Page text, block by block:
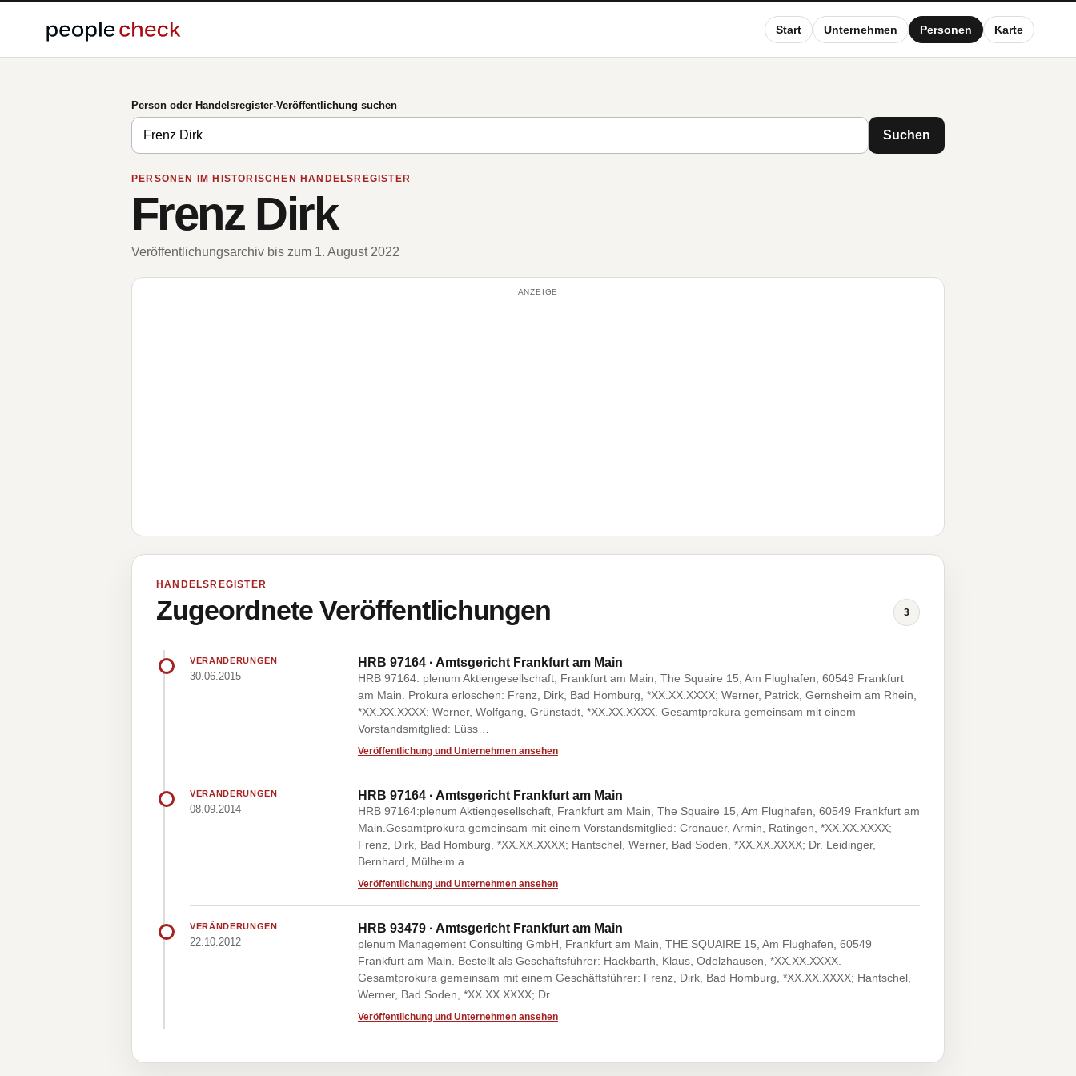
Start Unternehmen Personen Karte
Person oder Handelsregister-Veröffentlichung suchen
Suchen
PERSONEN IM HISTORISCHEN HANDELSREGISTER
Frenz Dirk
Veröffentlichungsarchiv bis zum 1. August 2022
ANZEIGE
HANDELSREGISTER
Zugeordnete Veröffentlichungen 3
VERÄNDERUNGEN
30.06.2015
HRB 97164 · Amtsgericht Frankfurt am Main
HRB 97164: plenum Aktiengesellschaft, Frankfurt am Main, The Squaire 15, Am Flughafen, 60549 Frankfurt
am Main. Prokura erloschen: Frenz, Dirk, Bad Homburg, *XX.XX.XXXX; Werner, Patrick, Gernsheim am Rhein,
*XX.XX.XXXX; Werner, Wolfgang, Grünstadt, *XX.XX.XXXX. Gesamtprokura gemeinsam mit einem
Vorstandsmitglied: Lüss…
Veröffentlichung und Unternehmen ansehen
VERÄNDERUNGEN
08.09.2014
HRB 97164 · Amtsgericht Frankfurt am Main
HRB 97164:plenum Aktiengesellschaft, Frankfurt am Main, The Squaire 15, Am Flughafen, 60549 Frankfurt am
Main.Gesamtprokura gemeinsam mit einem Vorstandsmitglied: Cronauer, Armin, Ratingen, *XX.XX.XXXX;
Frenz, Dirk, Bad Homburg, *XX.XX.XXXX; Hantschel, Werner, Bad Soden, *XX.XX.XXXX; Dr. Leidinger,
Bernhard, Mülheim a…
Veröffentlichung und Unternehmen ansehen
VERÄNDERUNGEN
22.10.2012
HRB 93479 · Amtsgericht Frankfurt am Main
plenum Management Consulting GmbH, Frankfurt am Main, THE SQUAIRE 15, Am Flughafen, 60549
Frankfurt am Main. Bestellt als Geschäftsführer: Hackbarth, Klaus, Odelzhausen, *XX.XX.XXXX.
Gesamtprokura gemeinsam mit einem Geschäftsführer: Frenz, Dirk, Bad Homburg, *XX.XX.XXXX; Hantschel,
Werner, Bad Soden, *XX.XX.XXXX; Dr.…
Veröffentlichung und Unternehmen ansehen